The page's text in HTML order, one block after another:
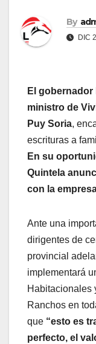
By
DIC
El gobernador
ministro de
Puy Soria,
escrituras a
En su
Quintela
con la
Ante una
dirigentes de
provincial
implementará
Habitacionales
Ranchos en
que “esto es
perfecto, el